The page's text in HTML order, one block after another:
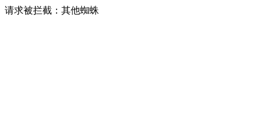
请求被拦截：其他蜘蛛